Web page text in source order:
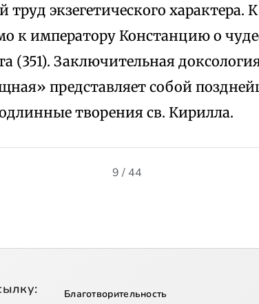
труд экзегетического характера.
к императору Констанцию о
(351). Заключительная
представляет собой
творения св. Кирилла.
9 / 44
Благотворительность